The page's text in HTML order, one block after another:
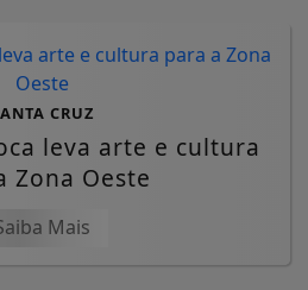
CRUZ
leva arte e cultura
Zona Oeste
Mais